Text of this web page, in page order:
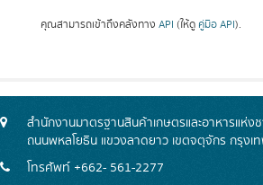
คุณสามารถเข้าถึงคลังทาง API (ให้ดู คู่มือ API).
สำนักงานมาตรฐานสินค้าเกษตรและอาหารแห่ง
ถนนพหลโยธิน แขวงลาดยาว เขตจตุจักร กรุง
โทรศัพท์ +662- 561-2277